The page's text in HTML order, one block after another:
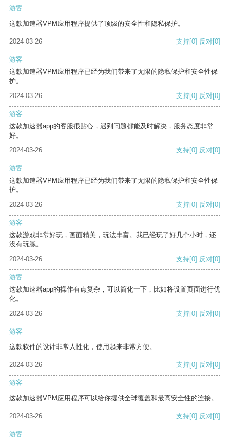
游客
这款加速器VPM应用程序提供了顶级的安全性和隐私保护。
2024-03-26 支持[0] 反对[0]
游客
这款加速器VPM应用程序已经为我们带来了无限的隐私保护和安全性保
护。
2024-03-26
支持[0] 反对[0]
游客
这款加速器app的客服很贴心，遇到问题都能及时解决，服务态度非常
好。
2024-03-26
支持[0] 反对[0]
游客
这款加速器VPM应用程序已经为我们带来了无限的隐私保护和安全性保
护。
2024-03-26
支持[0] 反对[0]
游客
这款游戏非常好玩，画面精美，玩法丰富。我已经玩了好几个小时，还
没有玩腻。
2024-03-26
支持[0] 反对[0]
游客
这款加速器app的操作有点复杂，可以简化一下，比如将设置页面进行优
化。
2024-03-26
支持[0] 反对[0]
游客
这款软件的设计非常人性化，使用起来非常方便。
2024-03-26 支持[0] 反对[0]
游客
这款加速器VPM应用程序可以给你提供全球覆盖和最高安全性的连接。
2024-03-26 支持[0] 反对[0]
游客